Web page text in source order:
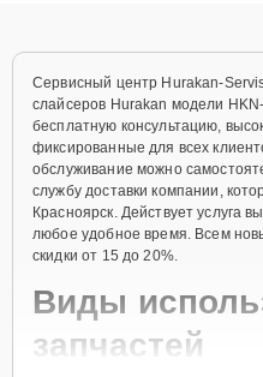
Сервисный центр Hurakan-
слайсеров Hurakan модели
бесплатную консультацию,
фиксированные для всех
обслуживание можно
службу доставки компании,
Красноярск. Действует услуга
любое удобное время. Всем
скидки от 15 до 20%.
Виды
запчастей